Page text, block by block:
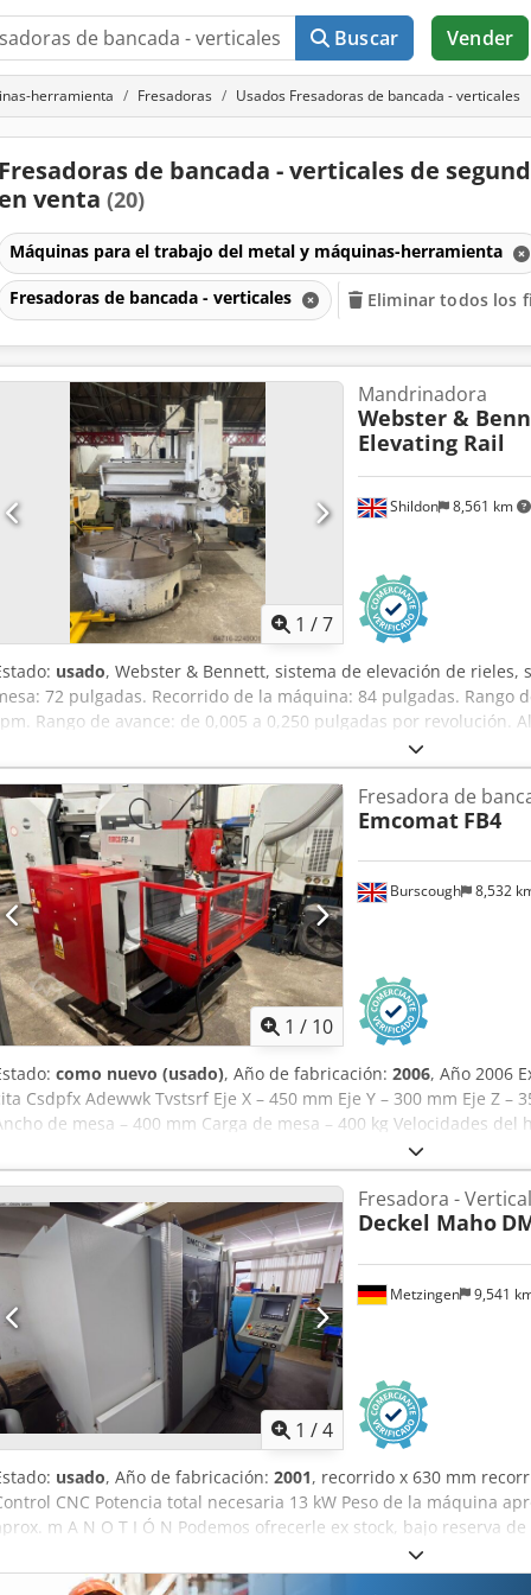
Buscar Vender
herramienta Fresadoras Usados Fresadoras de bancada - verticales
Fresadoras de bancada - verticales de
en venta (20)
Máquinas para el trabajo del metal y máquinas-herramienta
Fresadoras de bancada - verticales Eliminar todos los
1 /7
Shildon 8,561 km
Mandrinadora
Webster &
Elevating Rail
usado, Webster & Bennett, sistema de elevación de rieles,
72 pulgadas. Recorrido de la máquina: 84 pulgadas. Rango
Rango de avance: de 0,005 a 0,250 pulgadas por revolución.
transversal: 48 pulgadas. Altura máxima debajo de la torreta: 48
4 mordazas estándar. Crsdpfx Aezrm Sbsdtof Motor
de 2 ejes.
1 / 10
Burscough 8,532
Fresadora de
Emcomat FB4
como nuevo (usado), Año de fabricación: 2006, Año 2006
Csdpfx Adewwk Tvstsrf Eje X – 450 mm Eje Y – 300 mm Eje Z –
de mesa – 400 mm Carga de mesa – 400 kg Velocidades del
4000 mm/min Avance eje Y – 0-4000 mm/min Avance eje Z – 0-
digital Heidenhain Ajuste motorizado del travesaño
1 /4
Metzingen 9,541
Fresadora - Vertical
Deckel Maho
usado, Año de fabricación: 2001, recorrido x 630 mm
CNC Potencia total necesaria 13 kW Peso de la máquina
m A N O T I Ó N Podemos ofrecerle ex stock, bajo reserva
compromiso : DECKEL MAHO Centro de mecanizado vertical CNC
_____ Campo de trabajo: Carrera longitudinal eje X